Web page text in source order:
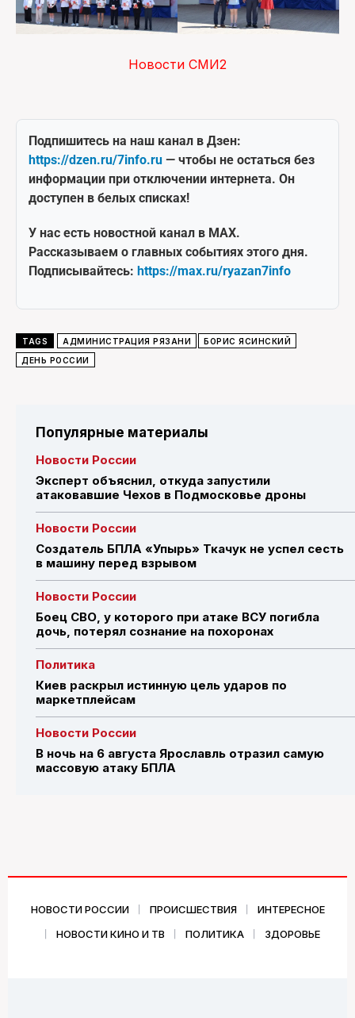
Новости СМИ2
Подпишитесь на наш канал в Дзен:
https://dzen.ru/7info.ru — чтобы не остаться без
информации при отключении интернета. Он
доступен в белых списках!
У нас есть новостной канал в MAX.
Рассказываем о главных событиях этого дня.
Подписывайтесь: https://max.ru/ryazan7info
TAGS АДМИНИСТРАЦИЯ РЯЗАНИ
БОРИС ЯСИНСКИЙ
ДЕНЬ РОССИИ
Популярные материалы
Новости России
Эксперт объяснил, откуда запустили
атаковавшие Чехов в Подмосковье дроны
Новости России
Создатель БПЛА «Упырь» Ткачук не успел сесть
в машину перед взрывом
Новости России
Боец СВО, у которого при атаке ВСУ погибла
дочь, потерял сознание на похоронах
Политика
Киев раскрыл истинную цель ударов по
маркетплейсам
Новости России
В ночь на 6 августа Ярославль отразил самую
массовую атаку БПЛА
НОВОСТИ РОССИИ ПРОИСШЕСТВИЯ
ИНТЕРЕСНОЕ
НОВОСТИ КИНО И ТВ
ПОЛИТИКА ЗДОРОВЬЕ